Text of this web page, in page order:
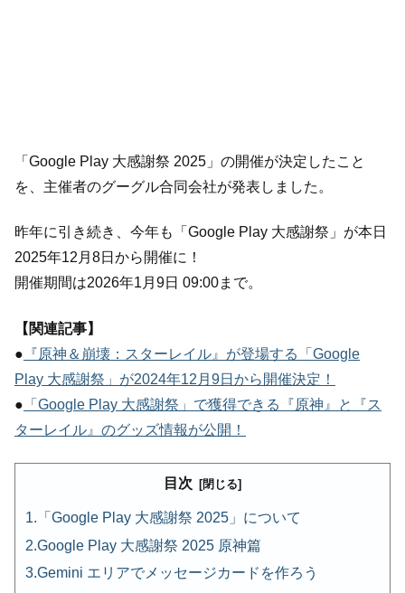
「Google Play 大感謝祭 2025」の開催が決定したこと
を、主催者のグーグル合同会社が発表しました。
昨年に引き続き、今年も「Google Play 大感謝祭」が本日
2025年12月8日から開催に！
開催期間は2026年1月9日 09:00まで。
【関連記事】
● 『原神＆崩壊：スターレイル』が登場する「Google
Play 大感謝祭」が2024年12月9日から開催決定！
● 「Google Play 大感謝祭」で獲得できる『原神』と『ス
ターレイル』のグッズ情報が公開！
目次
「Google Play 大感謝祭 2025」について
Google Play 大感謝祭 2025 原神篇
Gemini エリアでメッセージカードを作ろう